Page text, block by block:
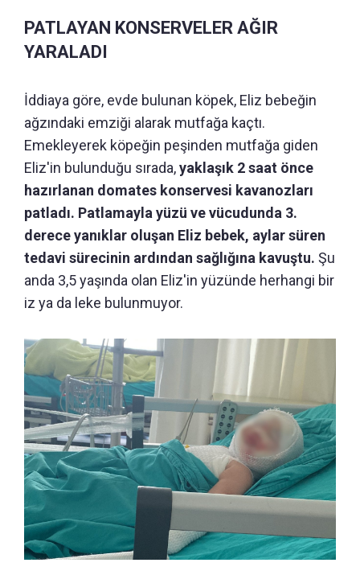
PATLAYAN KONSERVELER AĞIR
YARALADI
İddiaya göre, evde bulunan köpek, Eliz bebeğin
ağzındaki emziği alarak mutfağa kaçtı.
Emekleyerek köpeğin peşinden mutfağa giden
Eliz'in bulunduğu sırada,yaklaşık 2 saat önce
hazırlanan domates konservesi kavanozları
patladı. Patlamayla yüzü ve vücudunda 3.
derece yanıklar oluşan Eliz bebek, aylar süren
tedavi sürecinin ardından sağlığına kavuştu. Şu
anda 3,5 yaşında olan Eliz'in yüzünde herhangi bir
iz ya da leke bulunmuyor.